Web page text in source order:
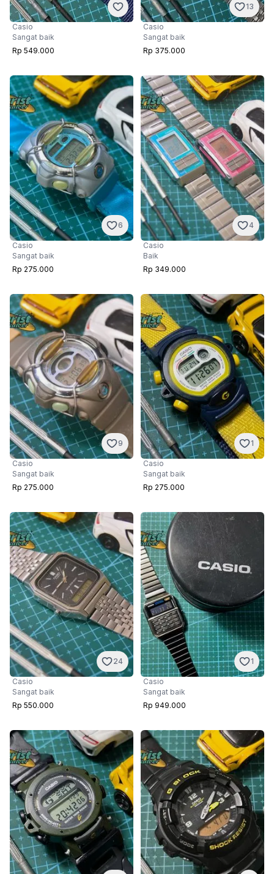
Casio
Sangat baik
Rp 549.000
13
Casio
Sangat baik
Rp 375.000
6
Casio
Sangat baik
Rp 275.000
4
Casio
Baik
Rp 349.000
9
Casio
Sangat baik
Rp 275.000
1
Casio
Sangat baik
Rp 275.000
24
Casio
Sangat baik
Rp 550.000
1
Casio
Sangat baik
Rp 949.000